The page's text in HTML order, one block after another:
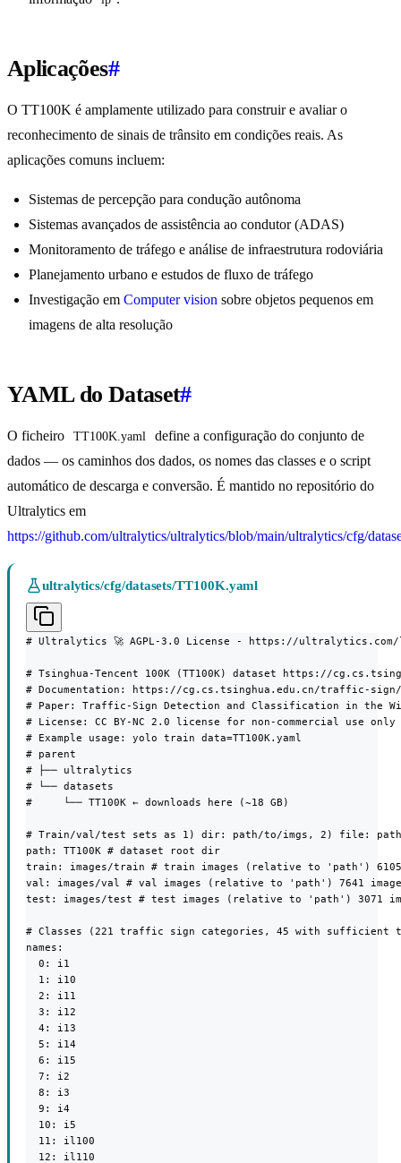
Aplicações#
O TT100K é amplamente utilizado para construir e avaliar o
reconhecimento de sinais de trânsito em condições reais. As
aplicações comuns incluem:
Sistemas de percepção para condução autônoma
Sistemas avançados de assistência ao condutor (ADAS)
Monitoramento de tráfego e análise de infraestrutura rodoviária
Planejamento urbano e estudos de fluxo de tráfego
Investigação em Computer vision sobre objetos pequenos em
imagens de alta resolução
YAML do Dataset#
O ficheiro TT100K.yaml
define a configuração do conjunto de
dados — os caminhos dos dados, os nomes das classes e o script
automático de descarga e conversão. É mantido no repositório do
Ultralytics em
https://github.com/ultralytics/ultralytics/blob/main/ultralytics/cfg/
ultralytics/cfg/datasets/TT100K.yaml
# Ultralytics 🚀 AGPL-3.0 License - https://ultralytics.com/
# Tsinghua-Tencent 100K (TT100K) dataset https://
# Documentation: https://cg.cs.tsinghua.edu.cn/traffic-
# Paper: Traffic-Sign Detection and Classification in the
# License: CC BY-NC 2.0 license for non-commercial use only
# Example usage: yolo train data=TT100K.yaml
# parent
# ├── ultralytics
# └── datasets
#     └── TT100K ← downloads here (~18 GB)
# Train/val/test sets as 1) dir: path/to/imgs, 2) file:
path: TT100K # dataset root dir
train: images/train # train images (relative to 'path') 6105
val: images/val # val images (relative to 'path') 7641
test: images/test # test images (relative to 'path') 3071
# Classes (221 traffic sign categories, 45 with sufficient
names:
  0: i1
  1: i10
  2: i11
  3: i12
  4: i13
  5: i14
  6: i15
  7: i2
  8: i3
  9: i4
  10: i5
  11: il100
  12: il110